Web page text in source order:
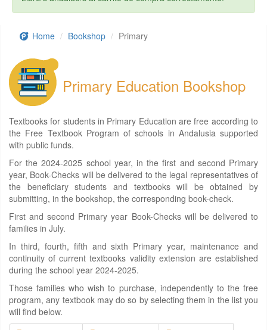
Home Bookshop Primary
Primary Education Bookshop
Textbooks for students in Primary Education are free according to
the Free Textbook Program of schools in Andalusia supported
with public funds.
For the 2024-2025 school year, in the first and second Primary
year, Book-Checks will be delivered to the legal representatives of
the beneficiary students and textbooks will be obtained by
submitting, in the bookshop, the corresponding book-check.
First and second Primary year Book-Checks will be delivered to
families in July.
In third, fourth, fifth and sixth Primary year, maintenance and
continuity of current textbooks validity extension are established
during the school year 2024-2025.
Those families who wish to purchase, independently to the free
program, any textbook may do so by selecting them in the list you
will find below.